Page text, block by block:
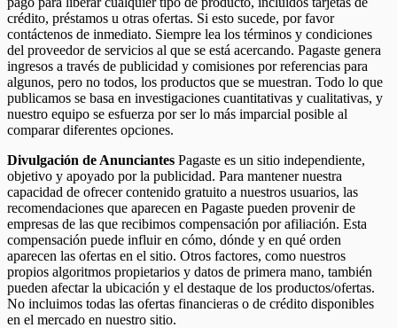
crédito, préstamos u otras ofertas. Si esto sucede, por favor
contáctenos de inmediato. Siempre lea los términos y condiciones
del proveedor de servicios al que se está acercando. Pagaste genera
ingresos a través de publicidad y comisiones por referencias para
algunos, pero no todos, los productos que se muestran. Todo lo que
publicamos se basa en investigaciones cuantitativas y cualitativas, y
nuestro equipo se esfuerza por ser lo más imparcial posible al
comparar diferentes opciones.
Divulgación de Anunciantes Pagaste es un sitio independiente,
objetivo y apoyado por la publicidad. Para mantener nuestra
capacidad de ofrecer contenido gratuito a nuestros usuarios, las
recomendaciones que aparecen en Pagaste pueden provenir de
empresas de las que recibimos compensación por afiliación. Esta
compensación puede influir en cómo, dónde y en qué orden
aparecen las ofertas en el sitio. Otros factores, como nuestros
propios algoritmos propietarios y datos de primera mano, también
pueden afectar la ubicación y el destaque de los productos/ofertas.
No incluimos todas las ofertas financieras o de crédito disponibles
en el mercado en nuestro sitio.